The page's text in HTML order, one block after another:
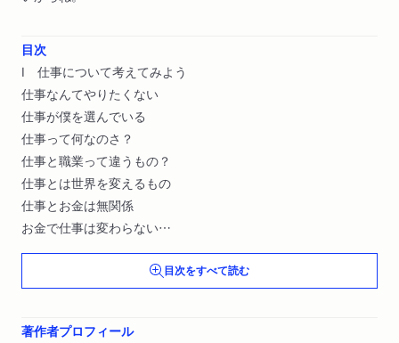
目次
Ⅰ 仕事について考えてみよう
仕事なんてやりたくない
仕事が僕を選んでいる
仕事って何なのさ？
仕事と職業って違うもの？
仕事とは世界を変えるもの
仕事とお金は無関係
お金で仕事は変わらない
選択肢を増やす道具
仕事選びの要素を考えてみる
目次をすべて読む
著作者プロフィール